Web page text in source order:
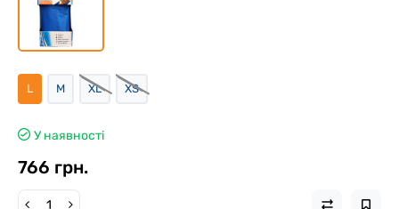
L M XL XS
У наявності
766 грн.